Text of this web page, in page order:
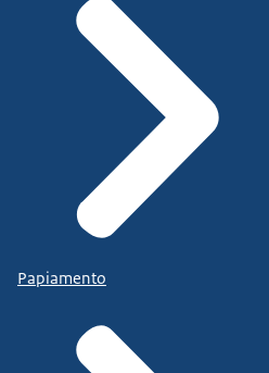
Papiamento